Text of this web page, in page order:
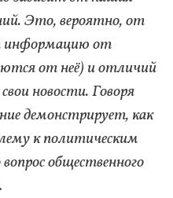
Это, вероятно, от
информацию от
от неё) и отличий
новости. Говоря
демонстрирует, как
к политическим
общественного